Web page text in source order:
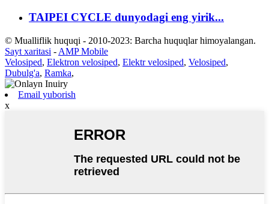
TAIPEI CYCLE dunyodagi eng yirik...
© Mualliflik huquqi - 2010-2023: Barcha huquqlar himoyalangan.
Sayt xaritasi - AMP Mobile
Velosiped, Elektron velosiped, Elektr velosiped, Velosiped,
Dubulg'a, Ramka,
Email yuborish
x